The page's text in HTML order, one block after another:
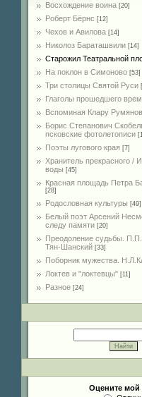
Восхождение воина [20]
Роберт Бёрнс [12]
Чехов и Авилова [14]
Николоз Бараташвили [14]
Cтарожил Театральной
На поклон в Симоново [53]
Три столицы Святой Руси
Глаголы прошедшего
Вспоминая Клару
Борис Степанович
псковские фотолетописи
Поэты лугового края [7]
Хранитель прекрасного /
воды [45]
Красная площадь Петра
[28]
Родословная культуры [49]
Белый поэт Арсений
следу памяти [20]
Преодоление судьбы.
Тян-Шанский [33]
Поборник мужества.
Локтев и "локтевцы" [11]
Разное [24]
Оцените мой